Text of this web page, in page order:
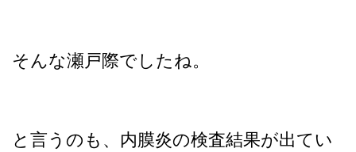
そんな瀬戸際でしたね。
と言うのも、内膜炎の検査結果が出てい